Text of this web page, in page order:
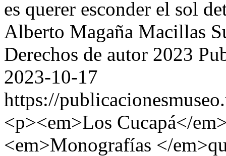
es querer esconder el sol
Alberto Magaña Macillas
Derechos de autor 2023
2023-10-17
https://
<p><em>Los Cucapá</
<em>Monografías </